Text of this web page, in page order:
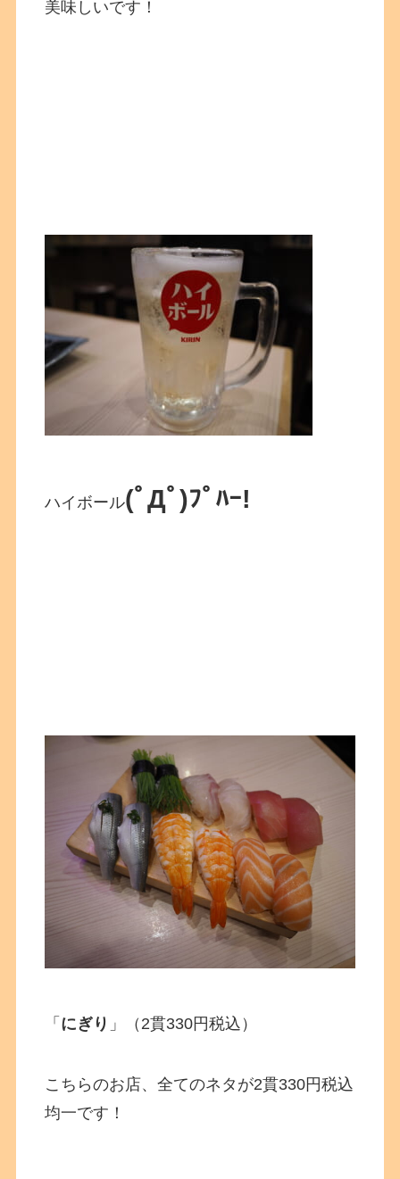
美味しいです！
ハイボール(ﾟДﾟ)ﾌﾟﾊｰ!
「 にぎり 」（2貫330円税込）
こちらのお店、全てのネタが2貫330円税込
均一です！